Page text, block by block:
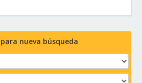
nueva búsqueda